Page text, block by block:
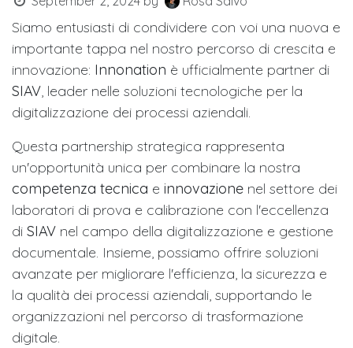
Siamo entusiasti di condividere con voi una nuova e
importante tappa nel nostro percorso di crescita e
innovazione: Innonation è ufficialmente partner di
SIAV, leader nelle soluzioni tecnologiche per la
digitalizzazione dei processi aziendali.
Questa partnership strategica rappresenta
un'opportunità unica per combinare la nostra
competenza tecnica e innovazione nel settore dei
laboratori di prova e calibrazione con l'eccellenza
di SIAV nel campo della digitalizzazione e gestione
documentale. Insieme, possiamo offrire soluzioni
avanzate per migliorare l'efficienza, la sicurezza e
la qualità dei processi aziendali, supportando le
organizzazioni nel percorso di trasformazione
digitale.